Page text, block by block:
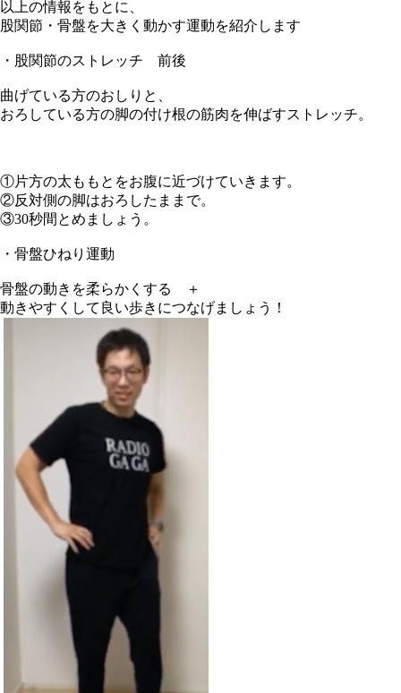
以上の情報をもとに、
股関節・骨盤を大きく動かす運動を紹介します
・股関節のストレッチ 前後
曲げている方のおしりと、
おろしている方の脚の付け根の筋肉を伸ばすストレッチ。
①片方の太ももとをお腹に近づけていきます。
②反対側の脚はおろしたままで。
③30秒間とめましょう。
・骨盤ひねり運動
骨盤の動きを柔らかくする ＋
動きやすくして良い歩きにつなげましょう！